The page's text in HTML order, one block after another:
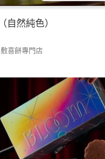
自然純色）
喜餅專門店